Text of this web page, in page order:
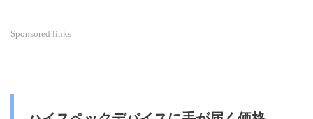
Sponsored links